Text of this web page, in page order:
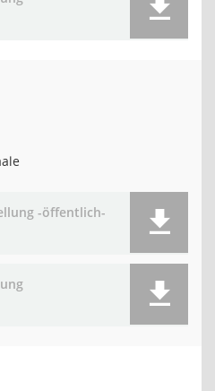
-öffentlich-